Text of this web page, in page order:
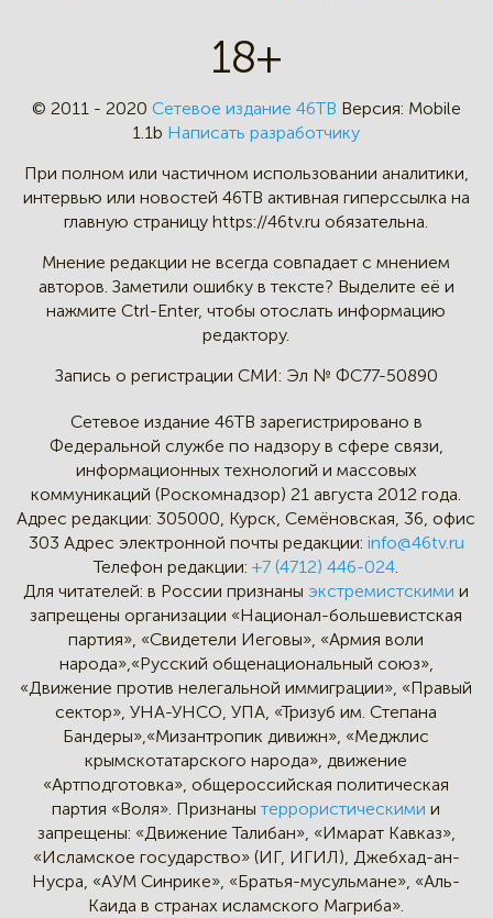
18+
© 2011 - 2020 Сетевое издание 46ТВ Версия: Mobile
1.1b Написать разработчику
При полном или частичном использовании аналитики,
интервью или новостей 46TB активная гиперссылка на
главную страницу https://46tv.ru обязательна.
Мнение редакции не всегда совпадает с мнением
авторов. Заметили ошибку в тексте? Выделите её и
нажмите Ctrl-Enter, чтобы отослать информацию
редактору.
Запись о регистрации СМИ: Эл № ФС77-50890
Сетевое издание 46ТВ зарегистрировано в
Федеральной службе по надзору в сфере связи,
информационных технологий и массовых
коммуникаций (Роскомнадзор) 21 августа 2012 года.
Адрес редакции: 305000, Курск, Семёновская, 36, офис
303 Адрес электронной почты редакции: info@46tv.ru
Телефон редакции: +7 (4712) 446-024
Для читателей: в России признаныэкстремистскими и
запрещены организации «Национал-большевистская
партия», «Свидетели Иеговы», «Армия воли
народа»,«Русский общенациональный союз»,
«Движение против нелегальной иммиграции», «Правый
сектор», УНА-УНСО, УПА, «Тризуб им. Степана
Бандеры»,«Мизантропик дивижн», «Меджлис
крымскотатарского народа», движение
«Артподготовка», общероссийская политическая
партия «Воля». Признанытеррористическими и
запрещены: «Движение Талибан», «Имарат Кавказ»,
«Исламское государство» (ИГ, ИГИЛ), Джебхад-ан-
Нусра, «АУМ Синрике», «Братья-мусульмане», «Аль-
Каида в странах исламского Магриба».